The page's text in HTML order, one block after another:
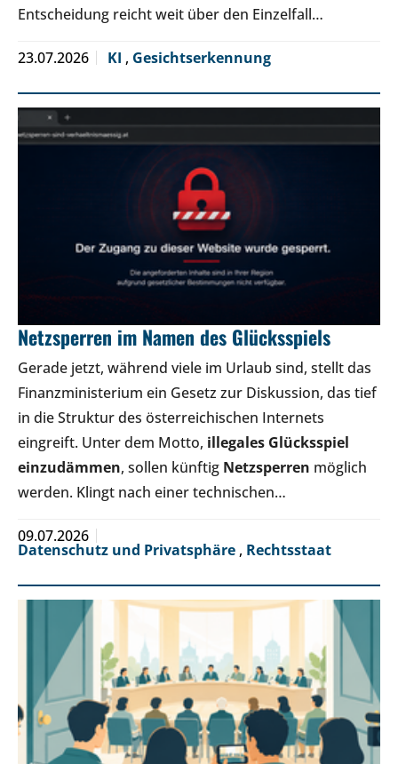
Entscheidung reicht weit über den Einzelfall…
23.07.2026 KI , Gesichtserkennung
Netzsperren im Namen des Glücksspiels
Gerade jetzt, während viele im Urlaub sind, stellt das
Finanzministerium ein Gesetz zur Diskussion, das tief
in die Struktur des österreichischen Internets
eingreift. Unter dem Motto, illegales Glücksspiel
einzudämmen, sollen künftig Netzsperren möglich
werden. Klingt nach einer technischen…
09.07.2026
Datenschutz und Privatsphäre , Rechtsstaat